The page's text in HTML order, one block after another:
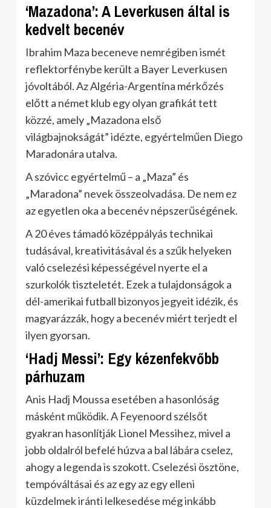
‘Mazadona’: A Leverkusen által is
kedvelt becenév
Ibrahim Maza beceneve nemrégiben ismét
reflektorfénybe került a Bayer Leverkusen
jóvoltából. Az Algéria-Argentína mérkőzés
előtt a német klub egy olyan grafikát tett
közzé, amely „Mazadona első
világbajnokságát” idézte, egyértelműen Diego
Maradonára utalva.
A szóvicc egyértelmű – a „Maza” és
„Maradona” nevek összeolvadása. De nem ez
az egyetlen oka a becenév népszerűségének.
A 20 éves támadó középpályás technikai
tudásával, kreativitásával és a szűk helyeken
való cselezési képességével nyerte el a
szurkolók tiszteletét. Ezek a tulajdonságok a
dél-amerikai futball bizonyos jegyeit idézik, és
magyarázzák, hogy a becenév miért terjedt el
ilyen gyorsan.
‘Hadj Messi’: Egy kézenfekvőbb
párhuzam
Anis Hadj Moussa esetében a hasonlóság
másként működik. A Feyenoord szélsőt
gyakran hasonlítják Lionel Messihez, mivel a
jobb oldalról befelé húzva a bal lábára cselez,
ahogy a legenda is szokott. Cselezési ösztöne,
tempóváltásai és az egy az egy elleni
küzdelmek iránti lelkesedése még inkább